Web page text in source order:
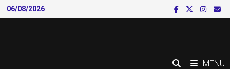
Skip
to
06/08/2026
MENU